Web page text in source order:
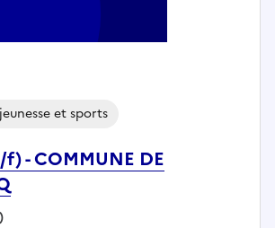
f) - COMMUNE DE
et sports